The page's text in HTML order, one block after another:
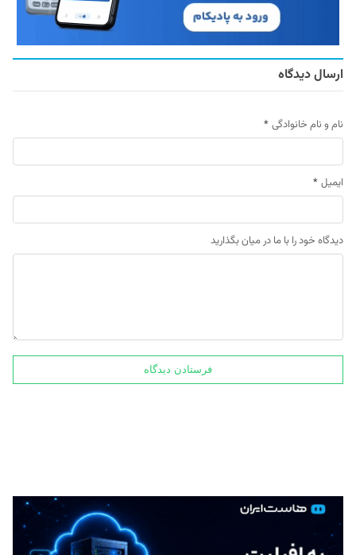
ارسال دیدگاه
نام و نام خانوادگی *
ایمیل *
دیدگاه خود را با ما در میان بگذارید